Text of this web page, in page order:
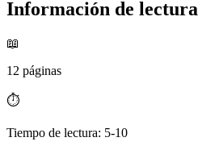
Información de lectura
📖
12 páginas
⏱️
Tiempo de lectura: 5-10